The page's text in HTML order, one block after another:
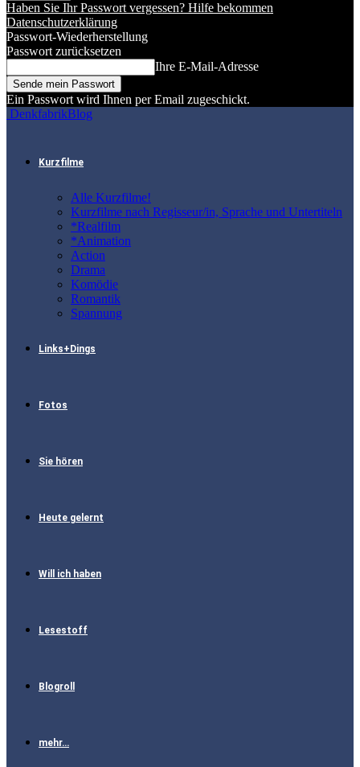
Haben Sie Ihr Passwort vergessen? Hilfe bekommen
Datenschutzerklärung
Passwort-Wiederherstellung
Passwort zurücksetzen
Ihre E-Mail-Adresse
Ein Passwort wird Ihnen per Email zugeschickt.
DenkfabrikBlog
Kurzfilme
Alle Kurzfilme!
Kurzfilme nach Regisseur/in, Sprache und Untertiteln
*Realfilm
*Animation
Action
Drama
Komödie
Romantik
Spannung
Links+Dings
Fotos
Sie hören
Heute gelernt
Will ich haben
Lesestoff
Blogroll
mehr…